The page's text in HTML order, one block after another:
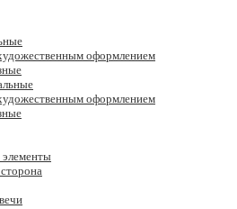
оформлением
оформлением